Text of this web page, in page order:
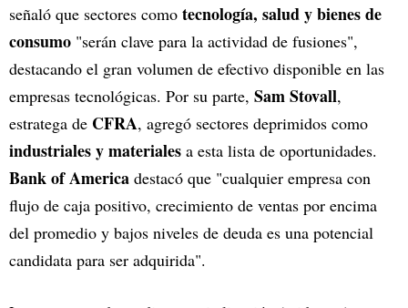
señaló que sectores como tecnología, salud y bienes de
consumo "serán clave para la actividad de fusiones",
destacando el gran volumen de efectivo disponible en las
empresas tecnológicas. Por su parte, Sam Stovall,
estratega de CFRA, agregó sectores deprimidos como
industriales y materiales a esta lista de oportunidades.
Bank of America destacó que "cualquier empresa con
flujo de caja positivo, crecimiento de ventas por encima
del promedio y bajos niveles de deuda es una potencial
candidata para ser adquirida".